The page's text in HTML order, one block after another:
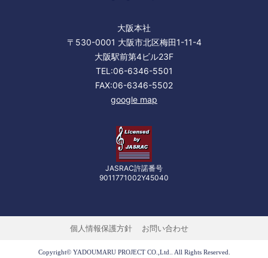
大阪本社
〒530-0001 大阪市北区梅田1-11-4
大阪駅前第4ビル23F
TEL:06-6346-5501
FAX:06-6346-5502
google map
JASRAC許諾番号
9011771002Y45040
個人情報保護方針 お問い合わせ
Copyright© YADOUMARU PROJECT CO.,Ltd.. All Rights Reserved.